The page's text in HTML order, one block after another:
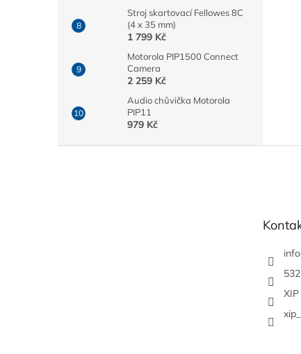
Stroj skartovací Fellowes 8C
(4 x 35 mm)
1 799 Kč
Motorola PIP1500 Connect
Camera
2 259 Kč
Audio chůvička Motorola
PIP11
979 Kč
info